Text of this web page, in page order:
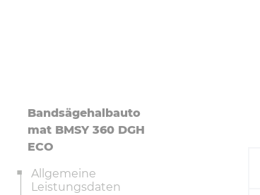
Bandsägehalbauto
mat BMSY 360 DGH
ECO
Allgemeine
Leistungsdaten